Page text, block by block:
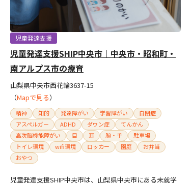
児童発達支援
児童発達支援SHIP中央市｜中央市・昭和町・
南アルプス市の療育
山梨県中央市西花輪3637-15
（Mapで見る）
精神 知的 発達障がい 学習障がい
自閉症
アスペルガー
ADHD ダウン症
てんかん
高次脳機能障がい
目 耳 腕・手
駐車場
トイレ環境
wifi環境 ロッカー 園庭
お弁当
おやつ
児童発達支援SHIP中央市は、山梨県中央市にある未就学